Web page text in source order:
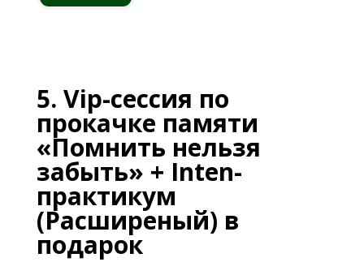
5. Vip-сессия по
прокачке памяти
«Помнить нельзя
забыть» + Inten-
практикум
(Расширеный) в
подарок